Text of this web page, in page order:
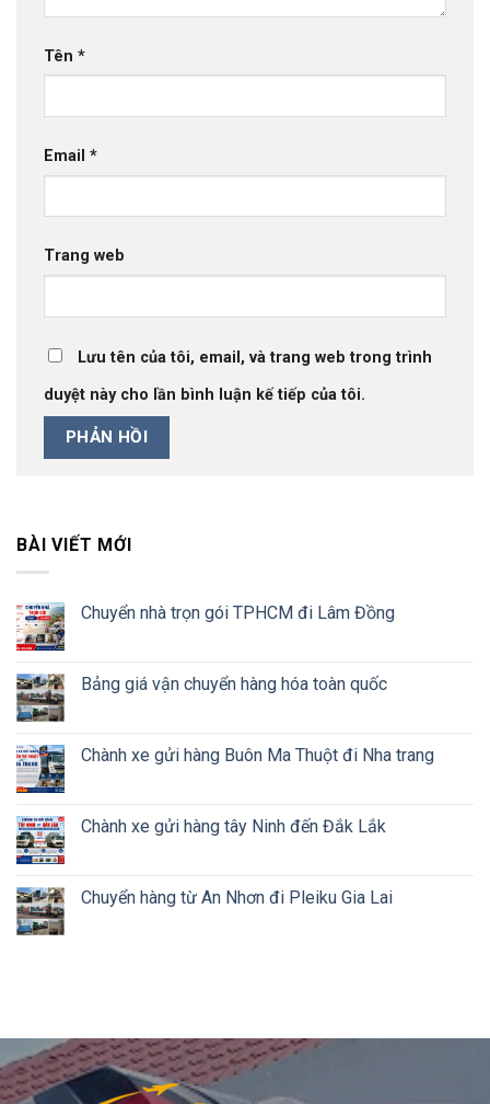
Tên *
Email *
Trang web
Lưu tên của tôi, email, và trang web trong trình
duyệt này cho lần bình luận kế tiếp của tôi.
BÀI VIẾT MỚI
Chuyển nhà trọn gói TPHCM đi Lâm Đồng
Bảng giá vận chuyển hàng hóa toàn quốc
Chành xe gửi hàng Buôn Ma Thuột đi Nha trang
Chành xe gửi hàng tây Ninh đến Đắk Lắk
Chuyển hàng từ An Nhơn đi Pleiku Gia Lai